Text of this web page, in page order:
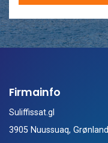
Firmainfo
Suliffissat.gl
3905 Nuussuaq, Grønland